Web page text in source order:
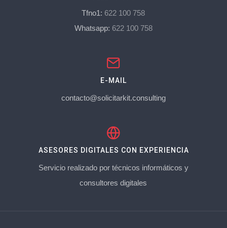
Tfno1: 622 100 758
Whatsapp: 622 100 758
E-MAIL
contacto@solicitarkit.consulting
ASESORES DIGITALES CON EXPERIENCIA
Servicio realizado por técnicos informáticos y
consultores digitales